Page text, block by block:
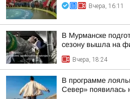
Вчера, 16:11
В Мурманске
сезону вышла на
Вчера, 18:24
В программе
Север» появилась